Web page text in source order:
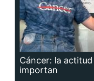
Cáncer: la
importan